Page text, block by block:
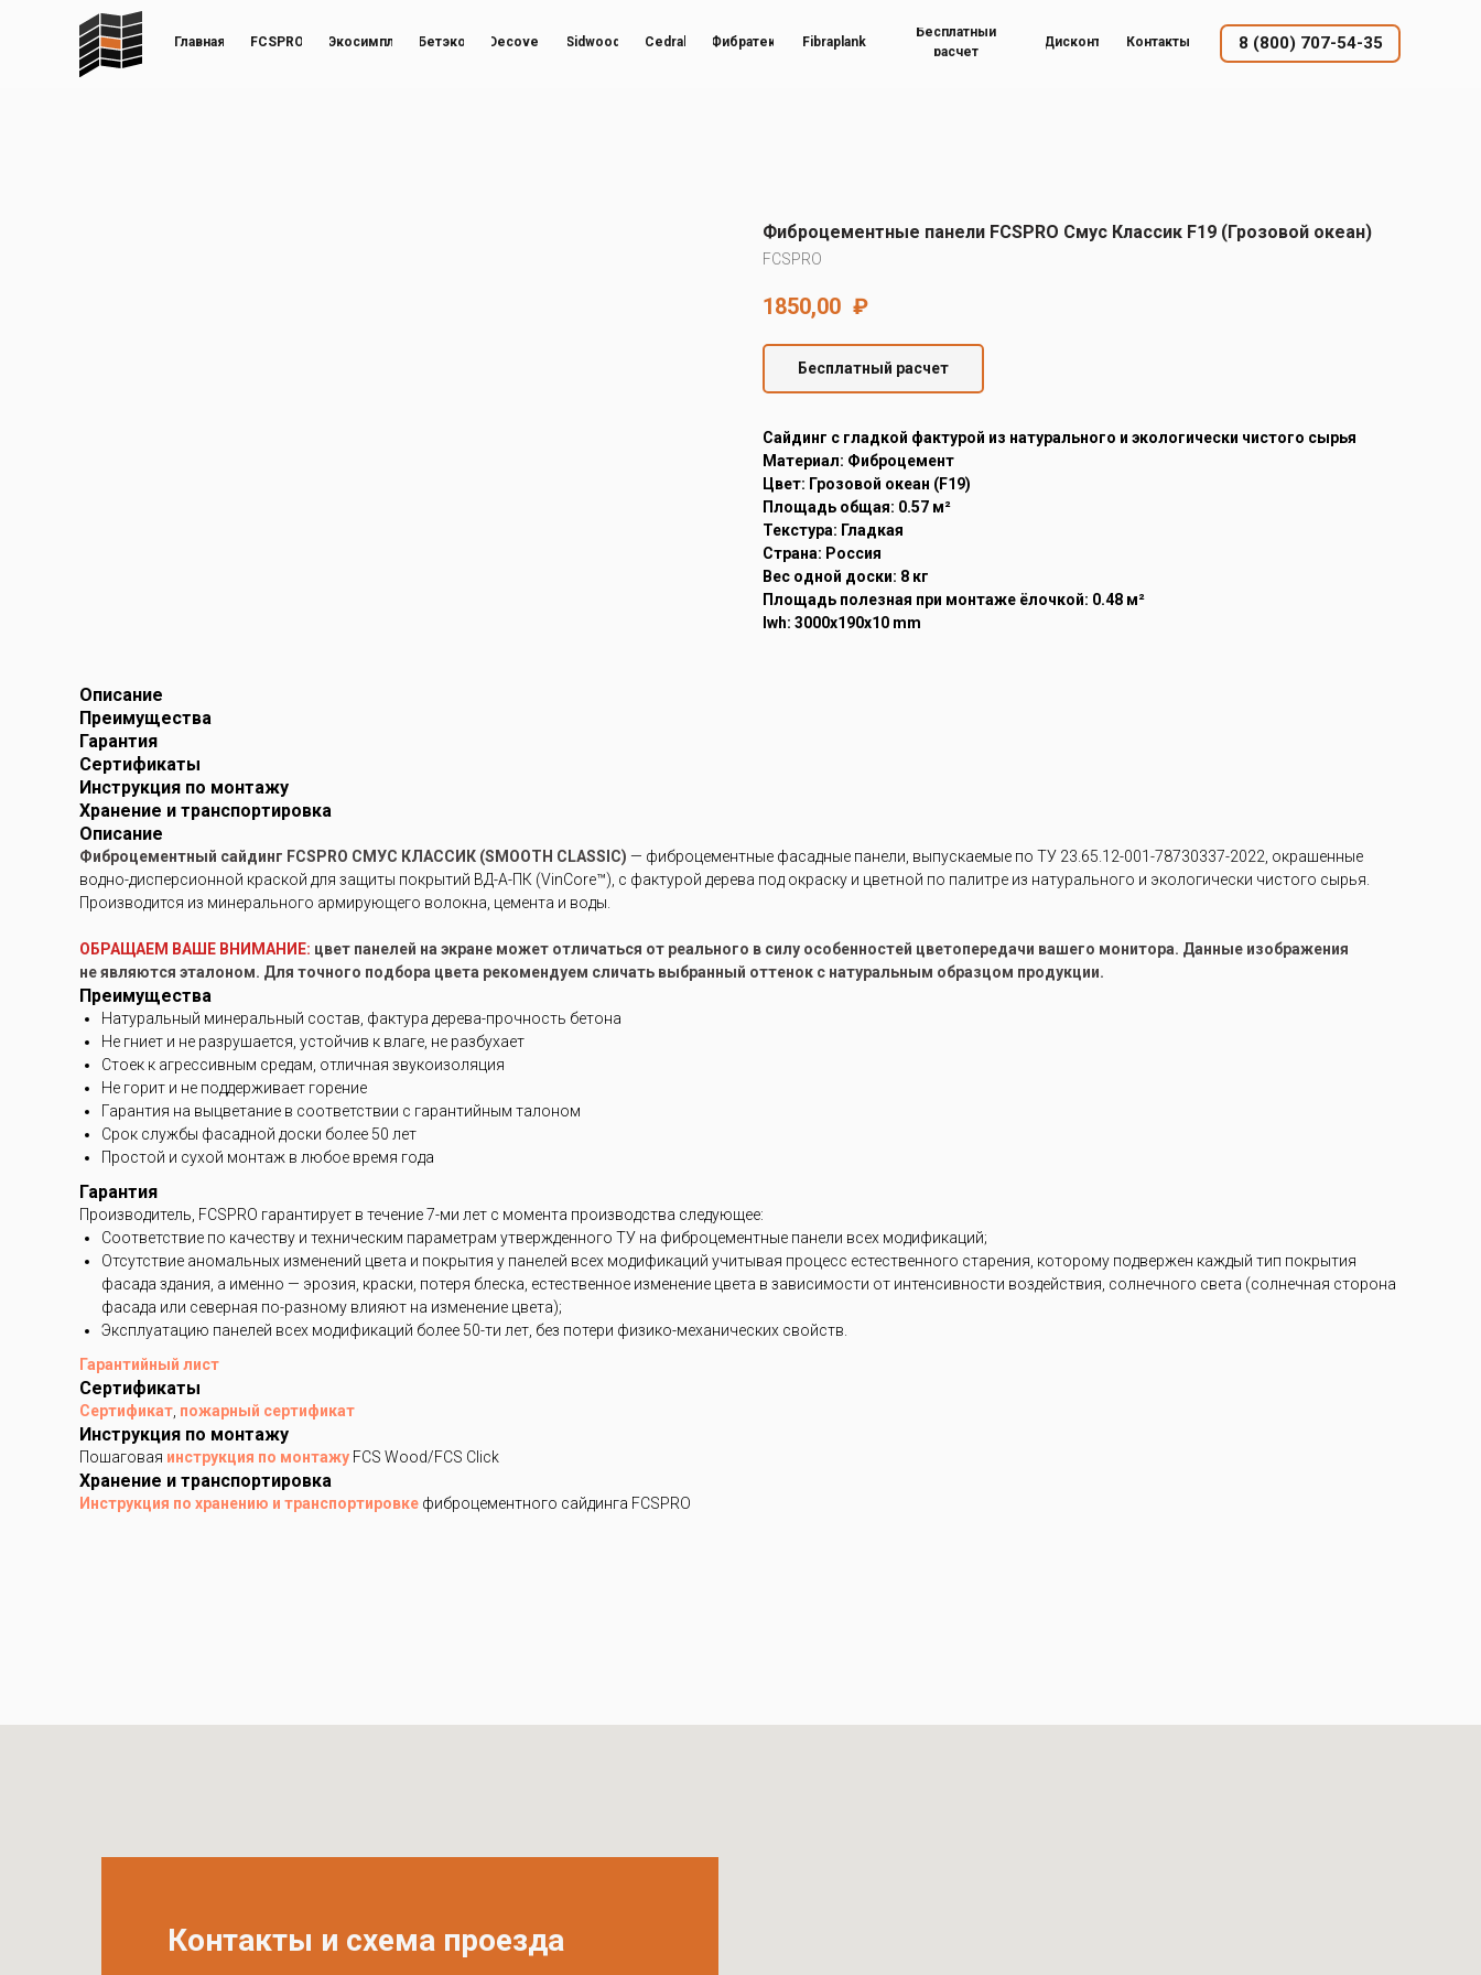
8 (800) 707-54-35
Главная FCSPRO Бетэко Decover Sidwood Cedral Фибратек
Бесплатный
расчет
Контакты
Дисконт
Экосимпл Fibraplank
Фиброцементные панели FCSPRO Смус Классик F19 (Грозовой океан)
FCSPRO
1850,00 ₽
Бесплатный расчет
Cайдинг с гладкой фактурой из натурального и экологически чистого сырья
Материал: Фиброцемент
Цвет: Грозовой океан (F19)
Площадь общая: 0.57 м²
Текстура: Гладкая
Страна: Россия
Вес одной доски: 8 кг
Площадь полезная при монтаже ёлочкой: 0.48 м²
lwh: 3000x190x10 mm
Описание
Преимущества
Гарантия
Сертификаты
Инструкция по монтажу
Хранение и транспортировка
Описание
Фиброцементный сайдинг FCSPRO СМУС КЛАССИК (SMOOTH CLASSIC) — фиброцементные фасадные панели, выпускаемые по ТУ 23.65.12-001-78730337-2022, окрашенные
водно-дисперсионной краской для защиты покрытий ВД-А-ПК (VinCore™), с фактурой дерева под окраску и цветной по палитре из натурального и экологически чистого сырья.
Производится из минерального армирующего волокна, цемента и воды.
ОБРАЩАЕМ ВАШЕ ВНИМАНИЕ: цвет панелей на экране может отличаться от реального в силу особенностей цветопередачи вашего монитора. Данные изображения
не являются эталоном. Для точного подбора цвета рекомендуем сличать выбранный оттенок с натуральным образцом продукции.
Преимущества
Натуральный минеральный состав, фактура дерева-прочность бетона
Не гниет и не разрушается, устойчив к влаге, не разбухает
Стоек к агрессивным средам, отличная звукоизоляция
Не горит и не поддерживает горение
Гарантия на выцветание в соответствии с гарантийным талоном
Срок службы фасадной доски более 50 лет
Простой и сухой монтаж в любое время года
Гарантия
Производитель, FCSPRO гарантирует в течение 7-ми лет с момента производства следующее:
Соответствие по качеству и техническим параметрам утвержденного ТУ на фиброцементные панели всех модификаций;
Отсутствие аномальных изменений цвета и покрытия у панелей всех модификаций учитывая процесс естественного старения, которому подвержен каждый тип покрытия
фасада здания, а именно — эрозия, краски, потеря блеска, естественное изменение цвета в зависимости от интенсивности воздействия, солнечного света (солнечная сторона
фасада или северная по-разному влияют на изменение цвета);
Эксплуатацию панелей всех модификаций более 50-ти лет, без потери физико-механических свойств.
Гарантийный лист
Сертификаты
Сертификат пожарный сертификат
Инструкция по монтажу
Пошаговая инструкция по монтажу FCS Wood/FCS Click
Хранение и транспортировка
Инструкция по хранению и транспортировке фиброцементного сайдинга FCSPRO
Контакты и схема проезда